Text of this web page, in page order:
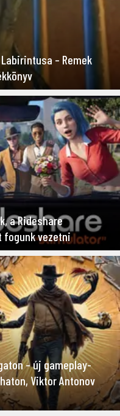
– Remek
a Rideshare
fogunk vezetni
– új gameplay-
Viktor Antonov